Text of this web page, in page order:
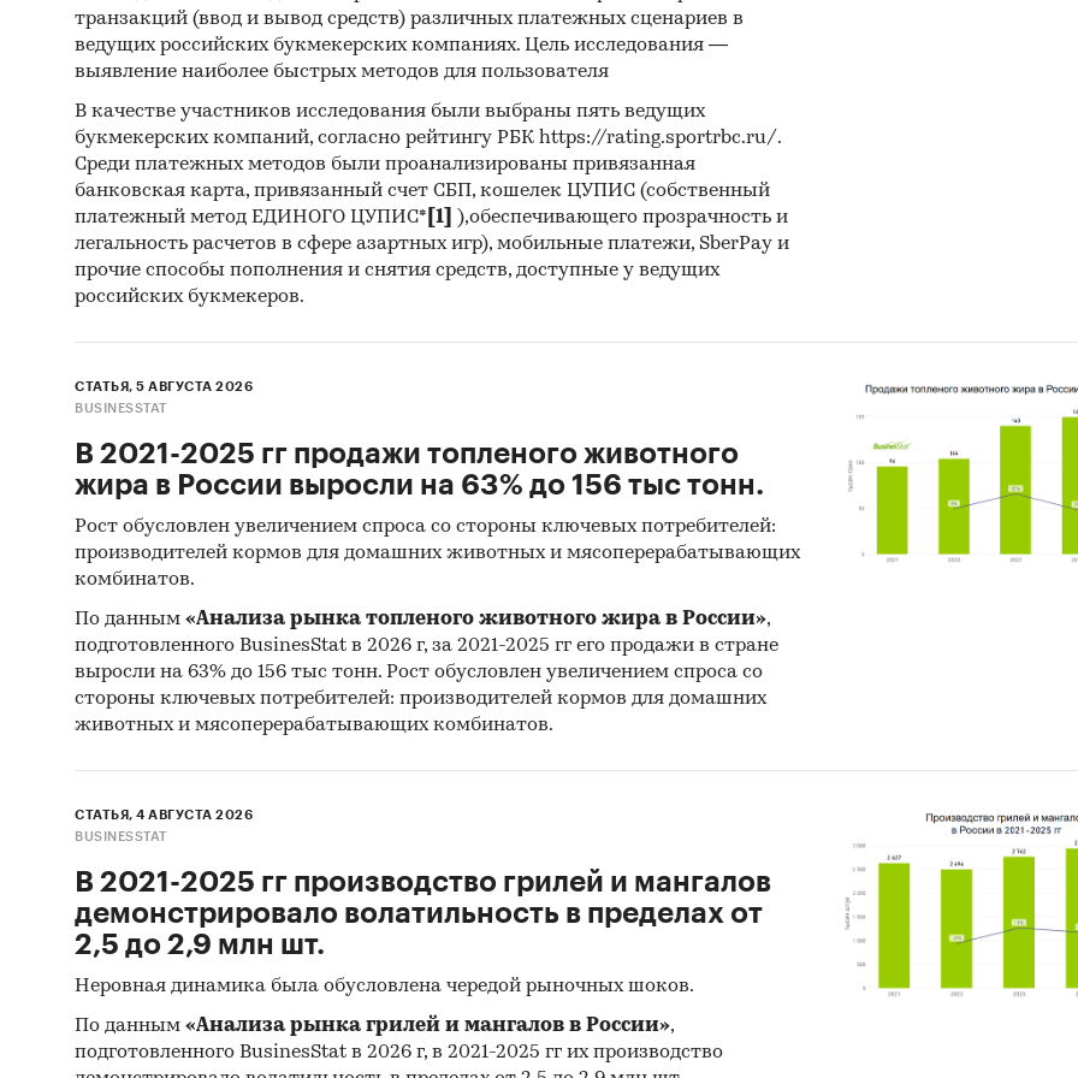
Собственные базы данных «EVENTUS Consulting»
Отчет содержит:
Дата выхода:сентябрь 2023 года
Сроки предоставления:
Категории: Потребительские товары
Промышленность / ... / Продукты питания
Россия
транзакций (ввод и вывод средств) различных платежных сценариев в
ведущих российских букмекерских компаниях. Цель исследования —
выявление наиболее быстрых методов для пользователя
В качестве участников исследования были выбраны пять ведущих
букмекерских компаний, согласно рейтингу РБК https://rating.sportrbc.ru/.
Среди платежных методов были проанализированы привязанная
банковская карта, привязанный счет СБП, кошелек ЦУПИС (собственный
платежный метод ЕДИНОГО ЦУПИС* [1]
),обеспечивающего прозрачность и
легальность расчетов в сфере азартных игр), мобильные платежи, SberPay и
прочие способы пополнения и снятия средств, доступные у ведущих
российских букмекеров.
СТАТЬЯ, 5 АВГУСТА 2026
BUSINESSTAT
В 2021-2025 гг продажи топленого животного
жира в России выросли на 63% до 156 тыс тонн.
Рост обусловлен увеличением спроса со стороны ключевых потребителей:
производителей кормов для домашних животных и мясоперерабатывающих
комбинатов.
По данным «Анализа рынка топленого животного жира в России»,
подготовленного BusinesStat в 2026 г, за 2021-2025 гг его продажи в стране
выросли на 63% до 156 тыс тонн. Рост обусловлен увеличением спроса со
стороны ключевых потребителей: производителей кормов для домашних
животных и мясоперерабатывающих комбинатов.
СТАТЬЯ, 4 АВГУСТА 2026
BUSINESSTAT
В 2021-2025 гг производство грилей и мангалов
демонстрировало волатильность в пределах от
2,5 до 2,9 млн шт.
Неровная динамика была обусловлена чередой рыночных шоков.
По данным «Анализа рынка грилей и мангалов в России»,
подготовленного BusinesStat в 2026 г, в 2021-2025 гг их производство